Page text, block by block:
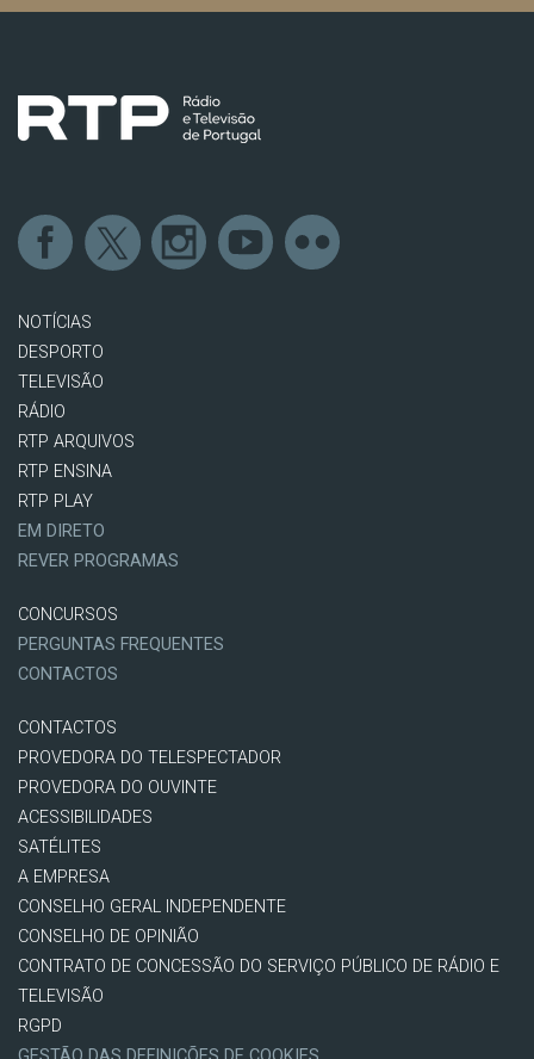
NOTÍCIAS
DESPORTO
TELEVISÃO
RÁDIO
RTP ARQUIVOS
RTP ENSINA
RTP PLAY
EM DIRETO
REVER PROGRAMAS
CONCURSOS
PERGUNTAS FREQUENTES
CONTACTOS
CONTACTOS
PROVEDORA DO TELESPECTADOR
PROVEDORA DO OUVINTE
ACESSIBILIDADES
SATÉLITES
A EMPRESA
CONSELHO GERAL INDEPENDENTE
CONSELHO DE OPINIÃO
CONTRATO DE CONCESSÃO DO SERVIÇO PÚBLICO DE RÁDIO E
TELEVISÃO
RGPD